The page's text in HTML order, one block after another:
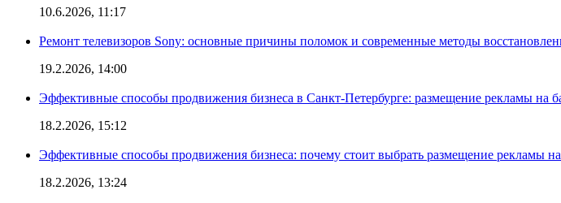
10.6.2026, 11:17
Ремонт телевизоров Sony: основные причины поломок и современные методы
19.2.2026, 14:00
Эффективные способы продвижения бизнеса в Санкт-Петербурге: размещение рекламы на
18.2.2026, 15:12
Эффективные способы продвижения бизнеса: почему стоит выбрать размещение рекламы
18.2.2026, 13:24